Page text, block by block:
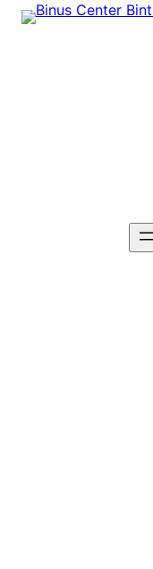
Skip